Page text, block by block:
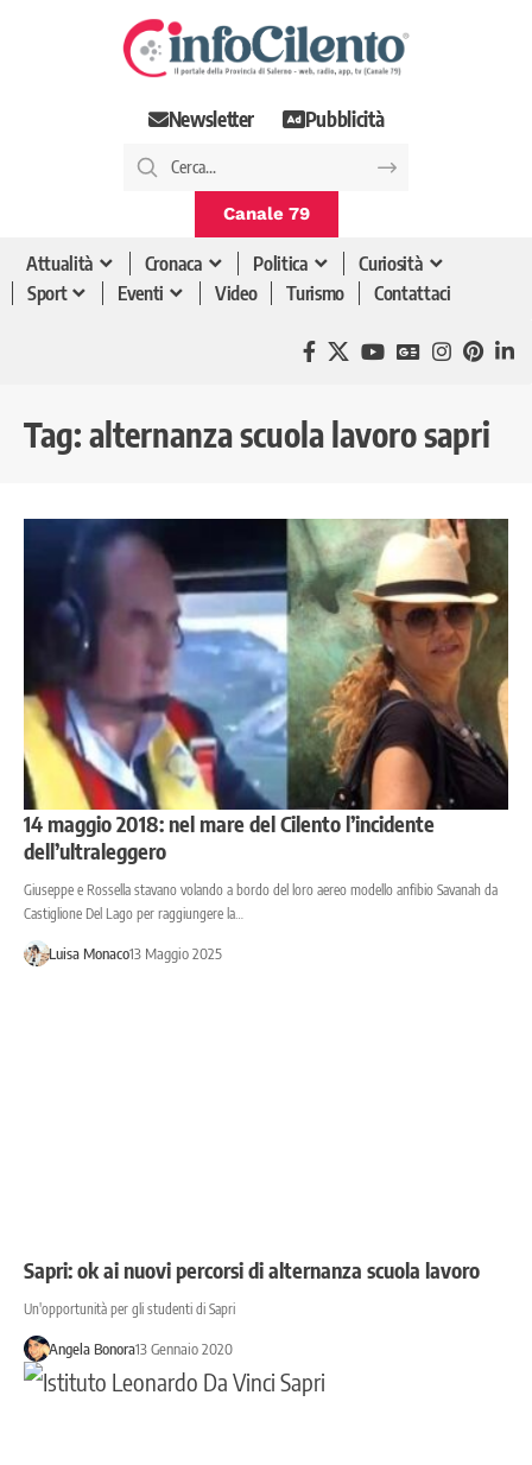
Newsletter Pubblicità
Canale 79
Attualità Cronaca Politica
Curiosità
Sport
Eventi Video Turismo Contattaci
Tag: alternanza scuola lavoro sapri
14 maggio 2018: nel mare del Cilento l’incidente
dell’ultraleggero
Giuseppe e Rossella stavano volando a bordo del loro aereo modello anfibio Savanah da
Castiglione Del Lago per raggiungere la…
Luisa Monaco13 Maggio 2025
Sapri: ok ai nuovi percorsi di alternanza scuola lavoro
Un'opportunità per gli studenti di Sapri
Angela Bonora13 Gennaio 2020